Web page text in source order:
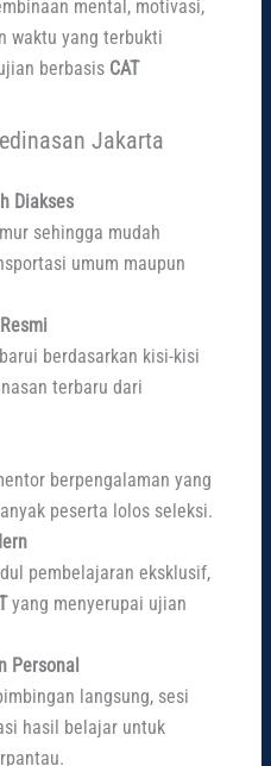
mental, motivasi,
waktu yang terbukti
berbasis CAT
Jakarta
Diakses
sehingga mudah
umum maupun
berdasarkan kisi-kisi
terbaru dari
berpengalaman yang
peserta lolos seleksi.
pembelajaran eksklusif,
yang menyerupai ujian
Personal
langsung, sesi
hasil belajar untuk